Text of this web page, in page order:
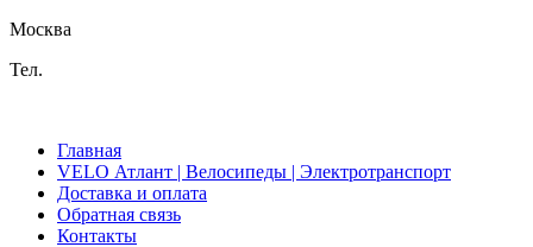
Москва
Тел.
Главная
VELO Атлант | Велосипеды | Электротранспорт
Доставка и оплата
Обратная связь
Контакты